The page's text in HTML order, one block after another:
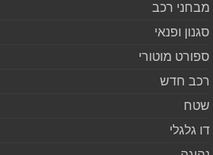
רכב
ופנאי
מוטורי
חדש
גלגלי